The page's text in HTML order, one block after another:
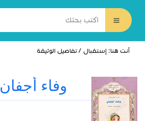
أنت هنا: إستقبال / تفاصيل الوثيقة
وفاء أجفان